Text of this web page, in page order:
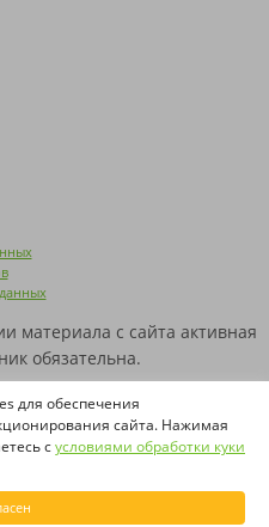
для обеспечения
сайта. Нажимая
сусловиями обработки куки
материала с сайта активная
обязательна.
и товарные знаки
в информационных
знаки и фирменные
собственностью их